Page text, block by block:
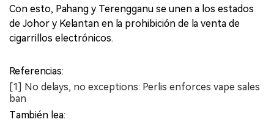
Con esto, Pahang y Terengganu se unen a los estados
de Johor y Kelantan en la prohibición de la venta de
cigarrillos electrónicos.
Referencias:
[1] No delays, no exceptions: Perlis enforces vape sales
ban
También lea: